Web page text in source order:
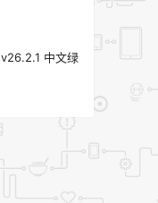
中文绿